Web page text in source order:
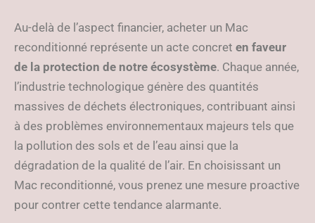
Au-delà de l’aspect financier, acheter un Mac
reconditionné représente un acte concret en faveur
de la protection de notre écosystème. Chaque année,
l’industrie technologique génère des quantités
massives de déchets électroniques, contribuant ainsi
à des problèmes environnementaux majeurs tels que
la pollution des sols et de l’eau ainsi que la
dégradation de la qualité de l’air. En choisissant un
Mac reconditionné, vous prenez une mesure proactive
pour contrer cette tendance alarmante.